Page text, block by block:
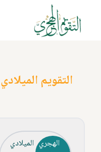
التقويم الميلادي
الميلادي الهجري